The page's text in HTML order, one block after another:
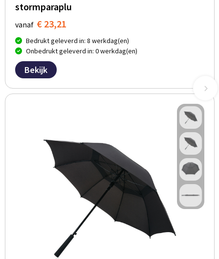
stormparaplu
vanaf € 23,21
Bedrukt geleverd in: 8 werkdag(en)
Onbedrukt geleverd in: 0 werkdag(en)
Bekijk